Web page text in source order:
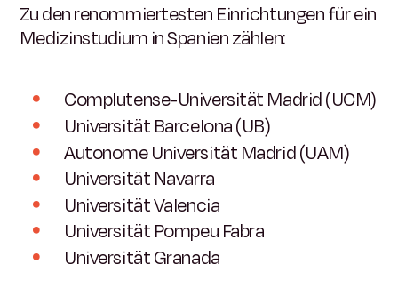
Zu den renommiertesten Einrichtungen für ein
Medizinstudium in Spanien zählen:
Complutense-Universität Madrid (UCM)
Universität Barcelona (UB)
Autonome Universität Madrid (UAM)
Universität Navarra
Universität Valencia
Universität Pompeu Fabra
Universität Granada